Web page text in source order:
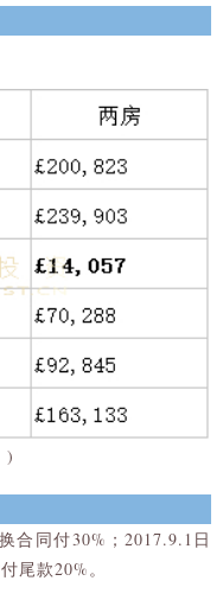
)
合同付30%；2017.9.1日
尾款20%。